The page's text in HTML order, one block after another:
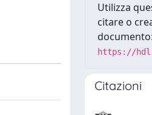
Utilizza
citare o
documento:
https://
Citazioni